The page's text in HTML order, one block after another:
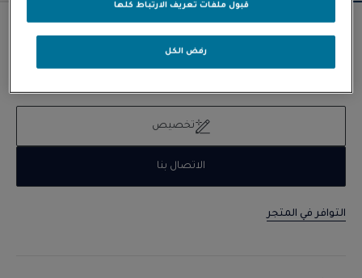
القابلة للتخصيص
د.إ 18.120,00
تخصيص
الاتصال بنا
التوافر في المتجر
رفض الكل
قبول ملفات تعريف الارتباط كلها